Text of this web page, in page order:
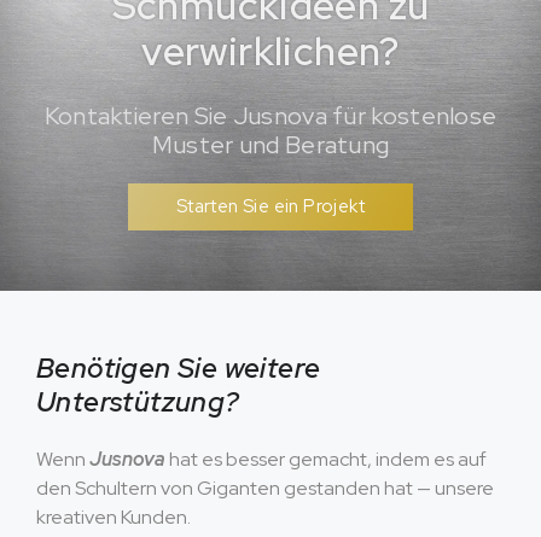
verwirklichen?
Kontaktieren Sie Jusnova für kostenlose
Muster und Beratung
Starten Sie ein Projekt
Benötigen Sie weitere
Unterstützung?
WennJusnova hat es besser gemacht, indem es auf
den Schultern von Giganten gestanden hat — unsere
kreativen Kunden.